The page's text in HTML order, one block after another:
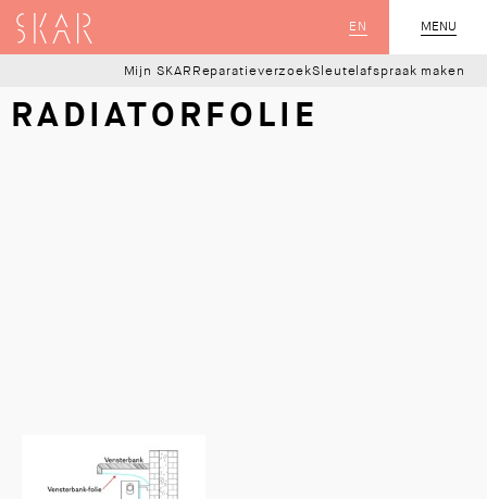
MENU
SLUIT
EN
SKAR
Mijn SKAR ReparatieverzoekSleutelafspraak maken
RADIATORFOLIE